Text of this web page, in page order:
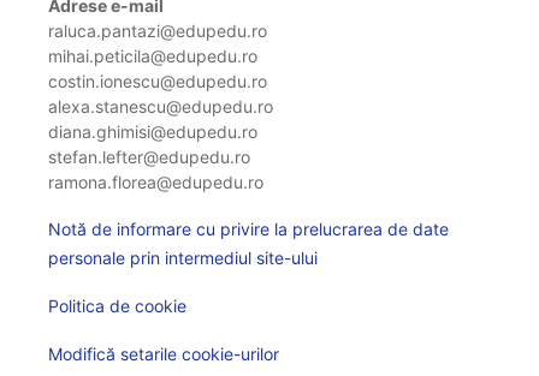
Adrese e-mail
raluca.pantazi@edupedu.ro
mihai.peticila@edupedu.ro
costin.ionescu@edupedu.ro
alexa.stanescu@edupedu.ro
diana.ghimisi@edupedu.ro
stefan.lefter@edupedu.ro
ramona.florea@edupedu.ro
Notă de informare cu privire la prelucrarea de date
personale prin intermediul site-ului
Politica de cookie
Modifică setarile cookie-urilor